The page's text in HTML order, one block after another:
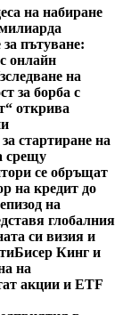
на набиране
пътуване:
онлайн
на
за борба с
открива
стартиране на
срещу
се обръщат
на кредит до
на
глобалния
си визия и
Бисер Кинг и
на
акции и ETF